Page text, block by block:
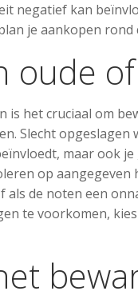
negatief kan
je aankopen
oude
is het cruciaal om
Slecht
maar ook
op aangegeven
als de noten een
te voorkomen,